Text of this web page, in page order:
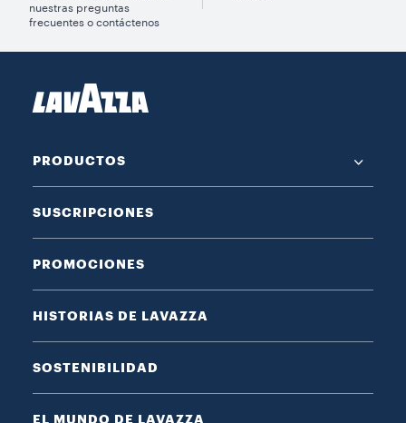
nuestras preguntas
frecuentes o contáctenos
PRODUCTOS
SUSCRIPCIONES
PROMOCIONES
HISTORIAS DE LAVAZZA
SOSTENIBILIDAD
EL MUNDO DE LAVAZZA